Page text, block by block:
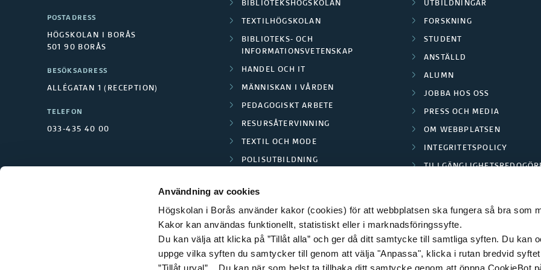
Användning av cookies
Högskolan i Borås använder kakor (cookies) för att webbplatsen ska fungera så bra som
Kakor kan användas funktionellt, statistiskt eller i marknadsföringssyfte.
Du kan välja att klicka på ”Tillåt alla” och ger då ditt samtycke till samtliga syften. Du kan
uppge vilka syften du samtycker till genom att välja "Anpassa", klicka i rutan bredvid
POSTADRESS
HÖGSKOLAN I BORÅS
501 90 BORÅS
BESÖKSADRESS
ALLÉGATAN 1 (RECEPTION)
TELEFON
033-435 40 00
BIBLIOTEKSHÖGSKOLAN
TEXTILHÖGSKOLAN
BIBLIOTEKS- OCH
INFORMATIONSVETENSKAP
HANDEL OCH IT
MÄNNISKAN I VÅRDEN
PEDAGOGISKT ARBETE
RESURSÅTERVINNING
TEXTIL OCH MODE
POLISUTBILDNING
UTBILDNINGAR
FORSKNING
STUDENT
ANSTÄLLD
ALUMN
JOBBA HOS OSS
PRESS OCH MEDIA
OM WEBBPLATSEN
INTEGRITETSPOLICY
© 2026 HÖGSKOLAN I BORÅS